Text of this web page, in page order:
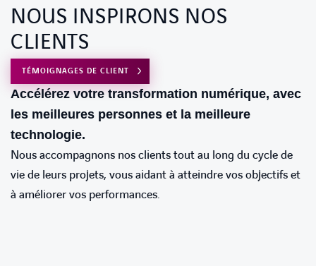
NOUS INSPIRONS NOS
CLIENTS
TÉMOIGNAGES DE CLIENT
Accélérez votre transformation numérique, avec
les meilleures personnes et la meilleure
technologie.
Nous accompagnons nos clients tout au long du cycle de
vie de leurs projets, vous aidant à atteindre vos objectifs et
à améliorer vos performances.